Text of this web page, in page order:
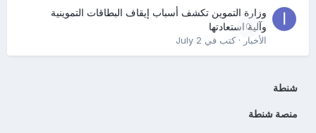
0
وزارة التموين تكشف أسباب إيقاف البطاقات التموينية
وآلية استعادتها
الأخبار· كتب في July 2
شنطة
منصة شنطة